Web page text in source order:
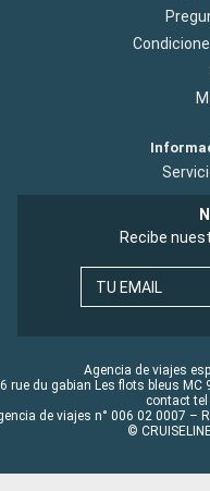
Recibe
TU EMAIL
Agencia de viajes
rue du gabian Les flots bleus
contact
de viajes n° 006 02 0007 –
©